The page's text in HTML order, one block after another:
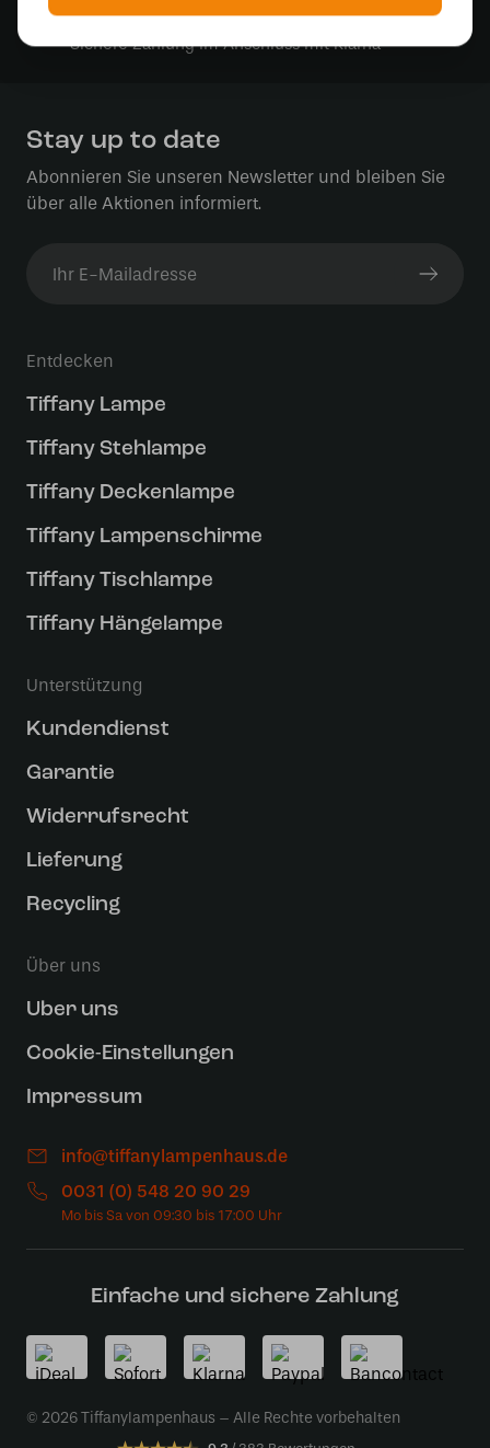
Sichere Online-Zahlung
Sichere Zahlung im Anschluss mit Klarna
Stay up to date
Abonnieren Sie unseren Newsletter und bleiben Sie
über alle Aktionen informiert.
Entdecken
Tiffany Lampe
Tiffany Stehlampe
Tiffany Deckenlampe
Tiffany Lampenschirme
Tiffany Tischlampe
Tiffany Hängelampe
Unterstützung
Kundendienst
Garantie
Widerrufsrecht
Lieferung
Recycling
Über uns
Uber uns
Cookie-Einstellungen
Impressum
info@tiffanylampenhaus.de
0031 (0) 548 20 90 29
Einfache und sichere Zahlung
© 2026 Tiffanylampenhaus – Alle Rechte vorbehalten